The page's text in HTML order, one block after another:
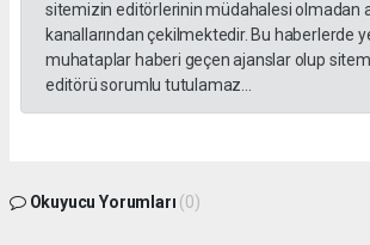
sitemizin editörlerinin müdahalesi olmadan
kanallarından çekilmektedir. Bu haberlerde
muhataplar haberi geçen ajanslar olup
editörü sorumlu tutulamaz...
Okuyucu Yorumları (0)